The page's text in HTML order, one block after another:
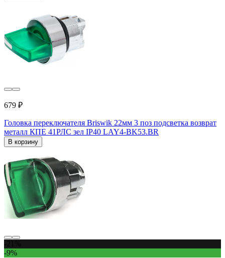
679 ₽
Головка переключателя Briswik 22мм 3 поз подсветка возврат
металл КПЕ 41РЛС зел IP40 LAY4-BK53.BR
В корзину
-9%